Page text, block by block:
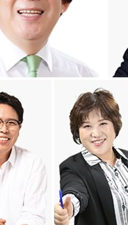
내린 6478.75 개장
달 연속 사상 최대
도 관측 가능성도
불능 3개 산불, 방화선 일부 구축
협상 기대속 뉴욕증시 혼조 마감 다
도자와 소통하기가 매우 어려워" 취
통행 항로 합의" 이란 외무부 대변인